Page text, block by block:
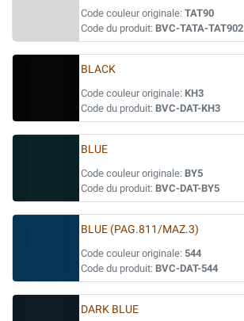
Code couleur originale: TAT90
Code du produit: BVC-TATA-TAT902
BLACK
Code couleur originale: KH3
Code du produit: BVC-DAT-KH3
BLUE
Code couleur originale: BY5
Code du produit: BVC-DAT-BY5
BLUE (PAG.811/MAZ.3)
Code couleur originale: 544
Code du produit: BVC-DAT-544
DARK BLUE